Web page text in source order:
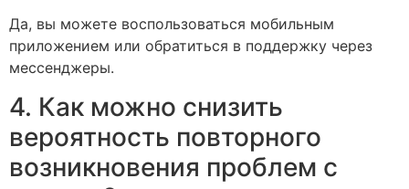
Да, вы можете воспользоваться мобильным
приложением или обратиться в поддержку через
мессенджеры.
4. Как можно снизить
вероятность повторного
возникновения проблем с